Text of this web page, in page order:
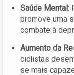
Saúde Mental:
promove uma
combate à
Aumento da
ciclistas
se mais